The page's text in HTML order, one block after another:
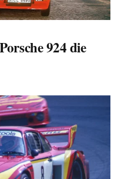
924 die